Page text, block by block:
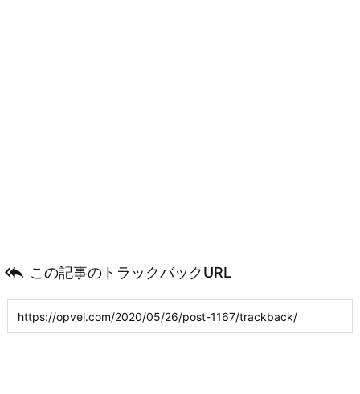
 この記事のトラックバックURL